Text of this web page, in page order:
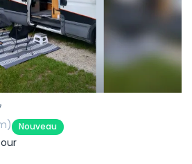
Nouveau